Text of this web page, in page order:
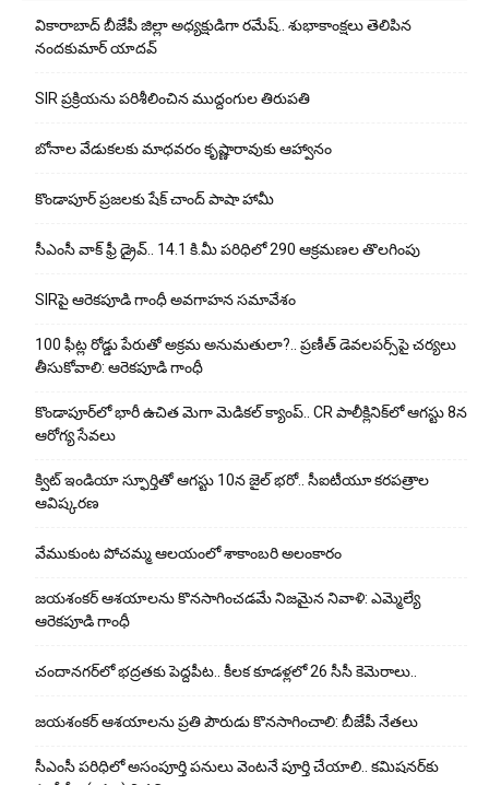
వికారాబాద్ బీజేపీ జిల్లా అధ్యక్షుడిగా రమేష్‌.. శుభాకాంక్షలు తెలిపిన
నందకుమార్ యాదవ్
SIR ప్రక్రియను పరిశీలించిన ముద్దంగుల తిరుపతి
బోనాల వేడుకలకు మాధవరం కృష్ణారావుకు ఆహ్వానం
కొండాపూర్ ప్రజలకు షేక్ చాంద్ పాషా హామీ
సీఎంసీ వాక్ ఫ్రీ డ్రైవ్.. 14.1 కి.మీ పరిధిలో 290 ఆక్రమణల తొలగింపు
SIRపై ఆరెకపూడి గాంధీ అవగాహన సమావేశం
100 ఫీట్ల రోడ్డు పేరుతో అక్రమ అనుమతులా?.. ప్రణీత్ డెవలపర్స్‌పై చర్యలు
తీసుకోవాలి: ఆరెకపూడి గాంధీ
కొండాపూర్‌లో భారీ ఉచిత మెగా మెడికల్ క్యాంప్.. CR పాలీక్లినిక్‌లో ఆగస్టు 8న
ఆరోగ్య సేవలు
క్విట్ ఇండియా స్ఫూర్తితో ఆగస్టు 10న జైల్ భరో.. సీఐటీయూ కరపత్రాల
ఆవిష్కరణ
వేముకుంట పోచమ్మ ఆలయంలో శాకాంబరి అలంకారం
జయశంకర్ ఆశయాలను కొనసాగించడమే నిజమైన నివాళి: ఎమ్మెల్యే
ఆరెక‌పూడి గాంధీ
చందానగర్‌లో భద్రతకు పెద్దపీట.. కీలక కూడళ్లలో 26 సీసీ కెమెరాలు..
జయశంకర్ ఆశయాలను ప్రతి పౌరుడు కొనసాగించాలి: బీజేపీ నేతలు
సీఎంసీ పరిధిలో అసంపూర్తి పనులు వెంటనే పూర్తి చేయాలి.. కమిషనర్‌కు